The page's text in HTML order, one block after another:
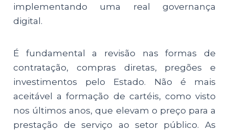
implementando uma real governança
digital.
É fundamental a revisão nas formas de
contratação, compras diretas, pregões e
investimentos pelo Estado. Não é mais
aceitável a formação de cartéis, como visto
nos últimos anos, que elevam o preço para a
prestação de serviço ao setor público. As